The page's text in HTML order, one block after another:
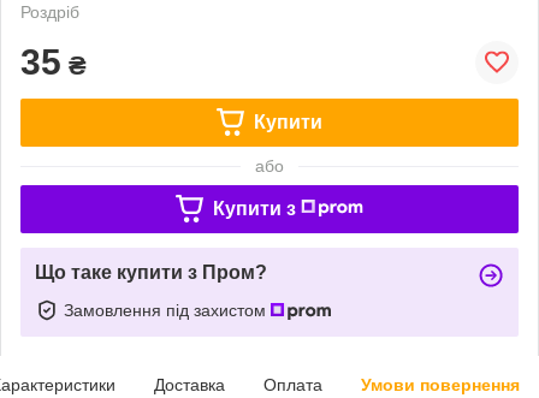
Роздріб
35 ₴
Купити
або
Купити з
Що таке купити з Пром?
Замовлення під захистом
Доставка Оплата Умови повернення